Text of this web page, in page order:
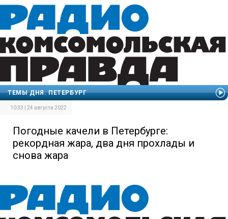
ТЕМЫ ДНЯ. ПЕТЕРБУРГ
10:33 | 24 августа 2022
Погодные качели в Петербурге:
рекордная жара, два дня прохлады и
снова жара